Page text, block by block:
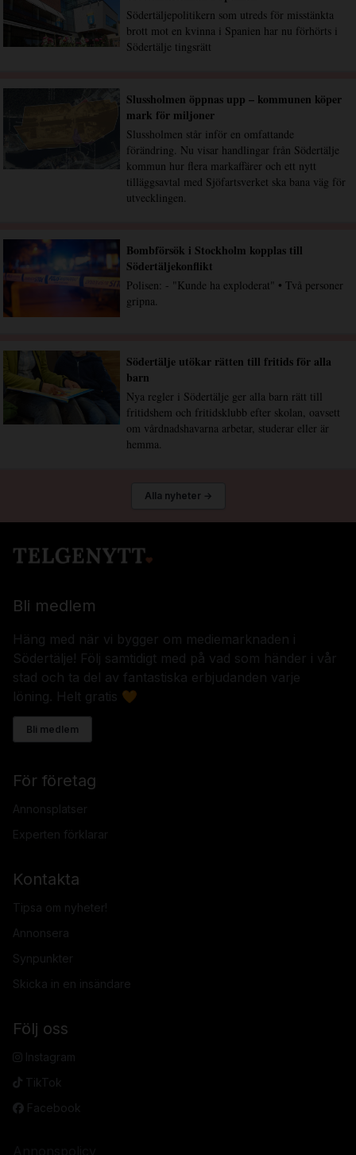
Södertäljepolitikern som utreds för misstänkta
brott mot en kvinna i Spanien har nu förhörts i
Södertälje tingsrätt
Slussholmen öppnas upp – kommunen köper
mark för miljoner
Slussholmen står inför en omfattande
förändring. Nu visar handlingar från Södertälje
kommun hur flera markaffärer och ett nytt
tilläggsavtal med Sjöfartsverket ska bana väg för
utvecklingen.
Bombförsök i Stockholm kopplas till
Södertäljekonflikt
Polisen: - "Kunde ha exploderat" • Två personer
gripna.
Södertälje utökar rätten till fritids för alla
barn
Nya regler i Södertälje ger alla barn rätt till
fritidshem och fritidsklubb efter skolan, oavsett
om vårdnadshavarna arbetar, studerar eller är
hemma.
Alla nyheter →
Bli medlem
Häng med när vi bygger om mediemarknaden i
Södertälje! Följ samtidigt med på vad som händer i vår
stad och ta del av fantastiska erbjudanden varje
löning. Helt gratis 🧡
Bli medlem
För företag
Annonsplatser
Experten förklarar
Kontakta
Tipsa om nyheter!
Annonsera
Synpunkter
Skicka in en insändare
Följ oss
Instagram
TikTok
Facebook